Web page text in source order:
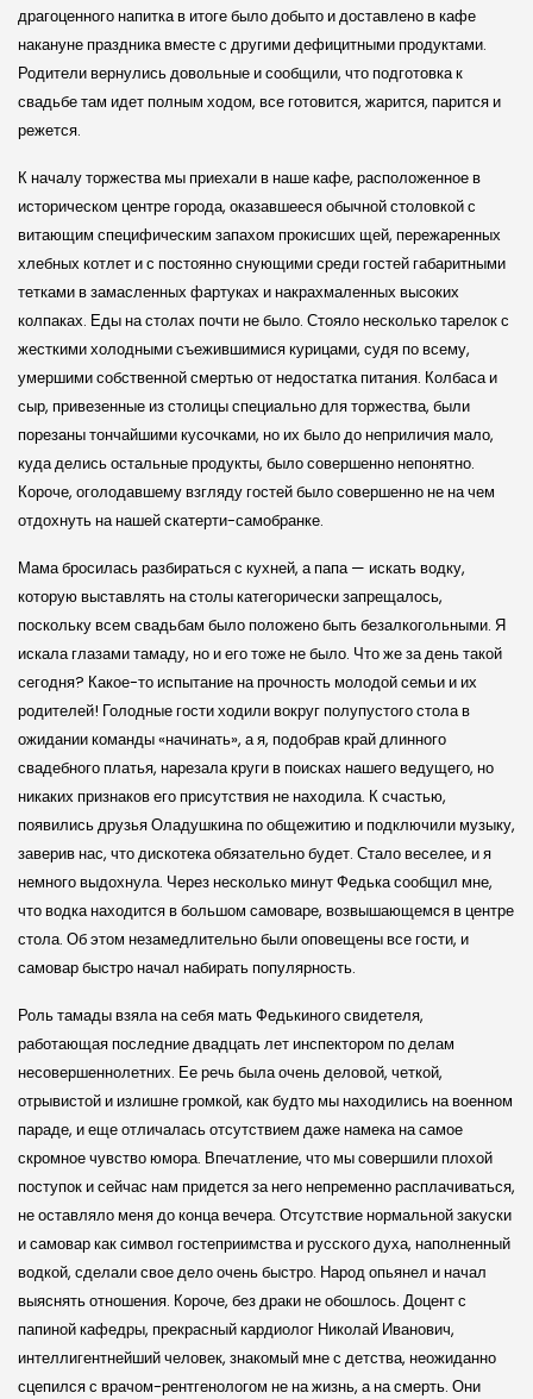
драгоценного напитка в итоге было добыто и доставлено в кафе
накануне праздника вместе с другими дефицитными продуктами.
Родители вернулись довольные и сообщили, что подготовка к
свадьбе там идет полным ходом, все готовится, жарится, парится и
режется.
К началу торжества мы приехали в наше кафе, расположенное в
историческом центре города, оказавшееся обычной столовкой с
витающим специфическим запахом прокисших щей, пережаренных
хлебных котлет и с постоянно снующими среди гостей габаритными
тетками в замасленных фартуках и накрахмаленных высоких
колпаках. Еды на столах почти не было. Стояло несколько тарелок с
жесткими холодными съежившимися курицами, судя по всему,
умершими собственной смертью от недостатка питания. Колбаса и
сыр, привезенные из столицы специально для торжества, были
порезаны тончайшими кусочками, но их было до неприличия мало,
куда делись остальные продукты, было совершенно непонятно.
Короче, оголодавшему взгляду гостей было совершенно не на чем
отдохнуть на нашей скатерти-самобранке.
Мама бросилась разбираться с кухней, а папа — искать водку,
которую выставлять на столы категорически запрещалось,
поскольку всем свадьбам было положено быть безалкогольными. Я
искала глазами тамаду, но и его тоже не было. Что же за день такой
сегодня? Какое-то испытание на прочность молодой семьи и их
родителей! Голодные гости ходили вокруг полупустого стола в
ожидании команды «начинать», а я, подобрав край длинного
свадебного платья, нарезала круги в поисках нашего ведущего, но
никаких признаков его присутствия не находила. К счастью,
появились друзья Оладушкина по общежитию и подключили музыку,
заверив нас, что дискотека обязательно будет. Стало веселее, и я
немного выдохнула. Через несколько минут Федька сообщил мне,
что водка находится в большом самоваре, возвышающемся в центре
стола. Об этом незамедлительно были оповещены все гости, и
самовар быстро начал набирать популярность.
Роль тамады взяла на себя мать Федькиного свидетеля,
работающая последние двадцать лет инспектором по делам
несовершеннолетних. Ее речь была очень деловой, четкой,
отрывистой и излишне громкой, как будто мы находились на военном
параде, и еще отличалась отсутствием даже намека на самое
скромное чувство юмора. Впечатление, что мы совершили плохой
поступок и сейчас нам придется за него непременно расплачиваться,
не оставляло меня до конца вечера. Отсутствие нормальной закуски
и самовар как символ гостеприимства и русского духа, наполненный
водкой, сделали свое дело очень быстро. Народ опьянел и начал
выяснять отношения. Короче, без драки не обошлось. Доцент с
папиной кафедры, прекрасный кардиолог Николай Иванович,
интеллигентнейший человек, знакомый мне с детства, неожиданно
сцепился с врачом-рентгенологом не на жизнь, а на смерть. Они